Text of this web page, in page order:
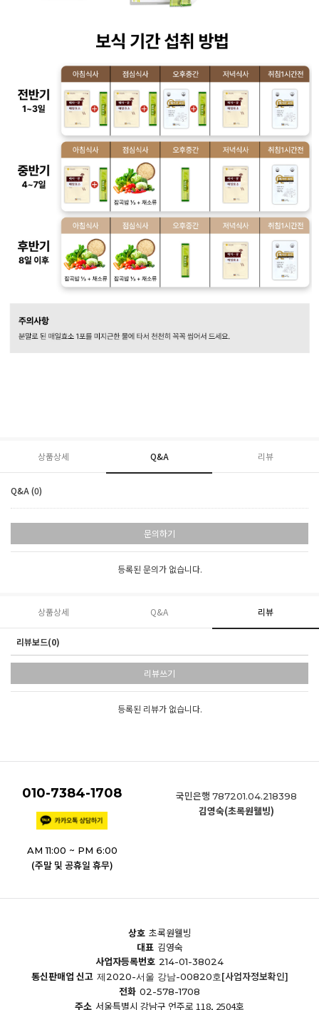
상품상세 Q&A 리뷰
Q&A (0)
문의하기
등록된 문의가 없습니다.
상품상세 Q&A 리뷰
리뷰보드(0)
리뷰쓰기
등록된 리뷰가 없습니다.
010-7384-1708
AM 11:00 ~ PM 6:00
(주말 및 공휴일 휴무)
국민은행 787201.04.218398
김영숙(초록원웰빙)
상호 초록원웰빙
대표 김영숙
사업자등록번호 214-01-38024
통신판매업 신고 제2020-서울 강남-00820호[사업자정보확인]
전화 02-578-1708
주소 서울특별시 강남구 언주로 118, 2504호